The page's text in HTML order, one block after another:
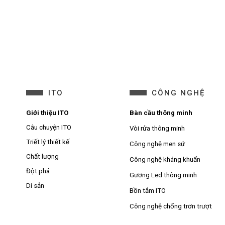
ITO
Giới thiệu ITO
Câu chuyện ITO
Triết lý thiết kế
Chất lượng
Đột phá
Di sản
CÔNG NGHỆ
Bàn cầu thông minh
Vòi rửa thông minh
Công nghệ men sứ
Công nghệ kháng khuẩn
Gương Led thông minh
Bồn tắm ITO
Công nghệ chống trơn trượt